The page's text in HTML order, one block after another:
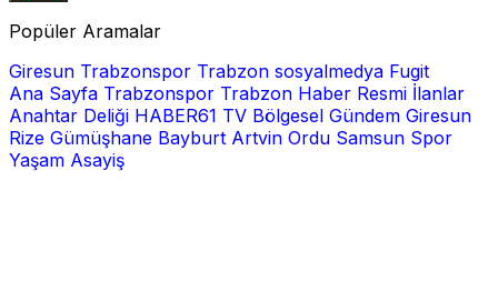
Popüler Aramalar
Giresun Trabzonspor Trabzon sosyalmedya Fugit
Ana Sayfa Trabzonspor Trabzon Haber Resmi İlanlar
Anahtar Deliği HABER61 TV Bölgesel Gündem Giresun
Rize Gümüşhane Bayburt Artvin Ordu Samsun Spor
Yaşam Asayiş